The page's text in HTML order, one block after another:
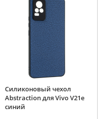
Силиконовый чехол
Abstraction для Vivo V21e
синий